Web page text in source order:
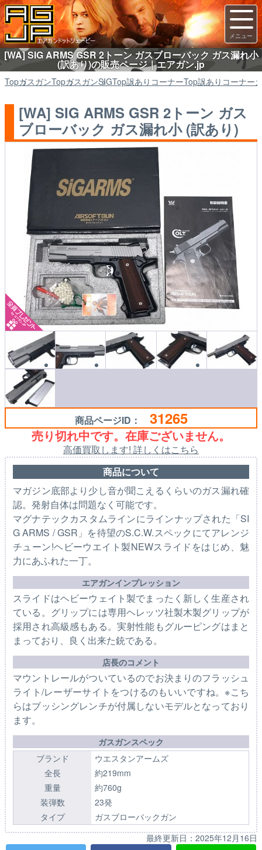
[WA] SIG ARMS GSR 2トーン ガスブローバック ガス漏れ小
(訳あり)の販売ページ｜エアガン.jp
TopガスガンTopガスガンSIGTop訳ありコーナーTop訳ありコーナー
[WA] SIG ARMS GSR 2トーン ガス
ブローバック ガス漏れ小 (訳あり)
商品ページID： 31265
売り切れ中です。在庫ございません。
高価買取します! 詳しくはこちら
商品について
マガジン底部より少し音が聞こえるくらいのガス漏れ確
認。発射自体は問題なく可能です。
マグナテックカスタムラインにラインナップされた「SI
G ARMS / GSR」を待望のS.C.W.スペックにてアレンジ
チューン!ヘビーウエイト製NEWスライドをはじめ、魅
力にあふれた一丁。
エアガンインプレッション
スライドはヘビーウェイト製でまったく新しく生産され
ている。グリップには専用ヘレッツ社製木製グリップが
採用され高級感もある。実射性能もグルーピングはまと
まっており、良く出来た銃である。
店長のコメント
マウントレールがついているのでお決まりのフラッシュ
ライト/レーザーサイトをつけるのもいいですね。※こち
らはブッシングレンチが付属しないモデルとなっており
ます。
ガスガンスペック
ブランド
ウエスタンアームズ
全長
約219mm
重量
約760g
装弾数
23発
タイプ
ガスブローバックガン
最終更新日： 2025年12月16日